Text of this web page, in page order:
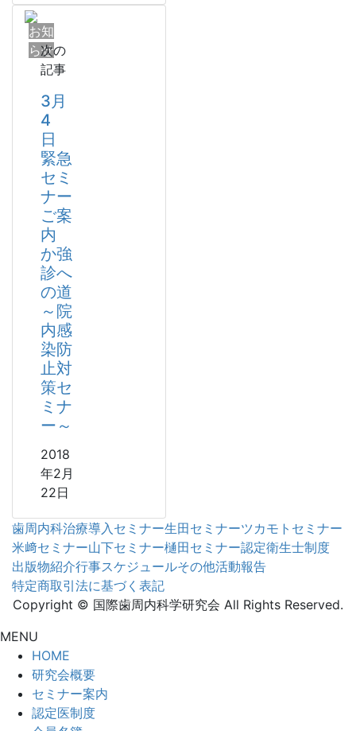
お知
らせ次の
記事
3月
4
日
緊急
セミ
ナー
ご案
内
か強
診へ
の道
～院
内感
染防
止対
策セ
ミナ
ー～
2018
年2月
22日
歯周内科治療導入セミナー生田セミナーツカモトセミナー
米﨑セミナー山下セミナー樋田セミナー認定衛生士制度
出版物紹介行事スケジュールその他活動報告
特定商取引法に基づく表記
Copyright © 国際歯周内科学研究会 All Rights Reserved.
MENU
HOME
研究会概要
セミナー案内
認定医制度